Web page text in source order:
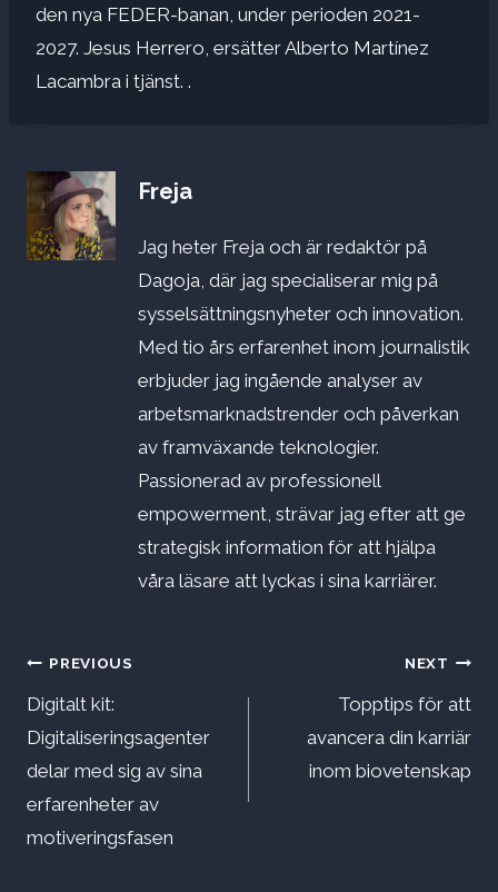
den nya FEDER-banan, under perioden 2021-
2027. ​Jesus Herrero, ersätter Alberto Martínez
Lacambra i tjänst. .
Freja
Jag heter Freja och är redaktör på
Dagoja, där jag specialiserar mig på
sysselsättningsnyheter och innovation.
Med tio års erfarenhet inom journalistik
erbjuder jag ingående analyser av
arbetsmarknadstrender och påverkan
av framväxande teknologier.
Passionerad av professionell
empowerment, strävar jag efter att ge
strategisk information för att hjälpa
våra läsare att lyckas i sina karriärer.
Inläggsnavigering
PREVIOUS
Digitalt kit:
Digitaliseringsagenter
delar med sig av sina
erfarenheter av
motiveringsfasen
NEXT
Topptips för att
avancera din karriär
inom biovetenskap